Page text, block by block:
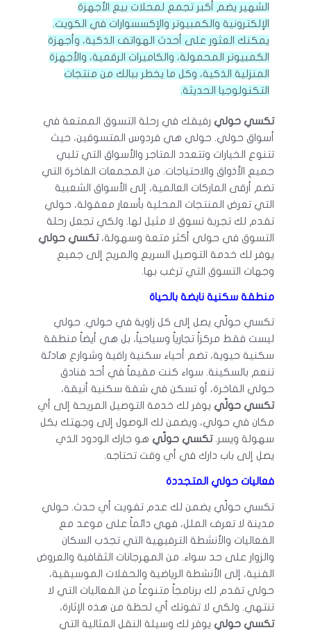
الشهير يضم أكبر تجمع لمحلات بيع الأجهزة
الإلكترونية والكمبيوتر والإكسسوارات في الكويت.
يمكنك العثور على أحدث الهواتف الذكية، وأجهزة
الكمبيوتر المحمولة، والكاميرات الرقمية، والأجهزة
المنزلية الذكية، وكل ما يخطر ببالك من منتجات
التكنولوجيا الحديثة.
تكسي حولي رفيقك في رحلة التسوق الممتعة في
أسواق حولي. حولي هي فردوس المتسوقين، حيث
تتنوع الخيارات وتتعدد المتاجر والأسواق التي تلبي
جميع الأذواق والاحتياجات. من المجمعات الفاخرة التي
تضم أرقى الماركات العالمية، إلى الأسواق الشعبية
التي تعرض المنتجات المحلية بأسعار معقولة، حولي
تقدم لك تجربة تسوق لا مثيل لها. ولكي تجعل رحلة
التسوق في حولي أكثر متعة وسهولة،تكسي حولي
يوفر لك خدمة التوصيل السريع والمريح إلى جميع
وجهات التسوق التي ترغب بها.
منطقة سكنية نابضة بالحياة
تكسي حولّي يصل إلى كل زاوية في حولي. حولي
ليست فقط مركزاً تجارياً وسياحياً، بل هي أيضاً منطقة
سكنية حيوية، تضم أحياء سكنية راقية وشوارع هادئة
تنعم بالسكينة. سواء كنت مقيماً في أحد فنادق
حولي الفاخرة، أو تسكن في شقة سكنية أنيقة،
تكسي حولّي يوفر لك خدمة التوصيل المريحة إلى أي
مكان في حولي، ويضمن لك الوصول إلى وجهتك بكل
سهولة ويسر.تكسي حولّي هو جارك الودود الذي
يصل إلى باب دارك في أي وقت تحتاجه.
فعاليات حولي المتجددة
تكسي حولّي يضمن لك عدم تفويت أي حدث. حولي
مدينة لا تعرف الملل، فهي دائماً على موعد مع
الفعاليات والأنشطة الترفيهية التي تجذب السكان
والزوار على حد سواء. من المهرجانات الثقافية والعروض
الفنية، إلى الأنشطة الرياضية والحفلات الموسيقية،
حولي تقدم لك برنامجاً متنوعاً من الفعاليات التي لا
تنتهي. ولكي لا تفوتك أي لحظة من هذه الإثارة،
تكسي حولي يوفر لك وسيلة النقل المثالية التي